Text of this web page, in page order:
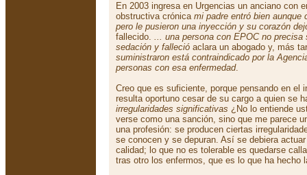
En 2003 ingresa en Urgencias un anciano con
obstructiva crónica mi padre entró bien
pero le pusieron una inyección y su corazón
fallecido. ... una persona con EPOC no precisa
sedación y falleció aclara un abogado y, más
suministraron está contraindicado por la
personas con esa enfermedad.
Creo que es suficiente, porque pensando en el
resulta oportuno cesar de su cargo a quien se
irregularidades significativas ¿No lo entiende
verse como una sanción, sino que me parece
una profesión: se producen ciertas
se conocen y se depuran. Así se debiera
calidad; lo que no es tolerable es quedarse
tras otro los enfermos, que es lo que ha hecho